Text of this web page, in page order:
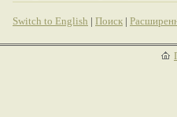
Switch to English | Поиск |